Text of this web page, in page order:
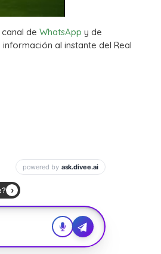
de WhatsApp y de
al instante del Real